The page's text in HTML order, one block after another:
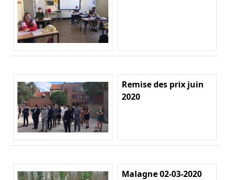
Remise des prix juin
2020
Malagne 02-03-2020